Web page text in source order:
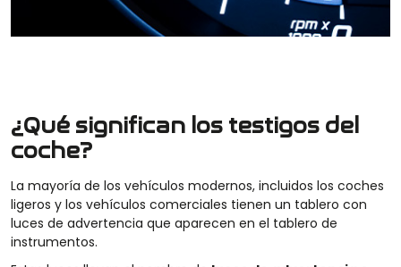
¿Qué significan los testigos del
coche?
La mayoría de los vehículos modernos, incluidos los coches
ligeros y los vehículos comerciales tienen un tablero con
luces de advertencia que aparecen en el tablero de
instrumentos.